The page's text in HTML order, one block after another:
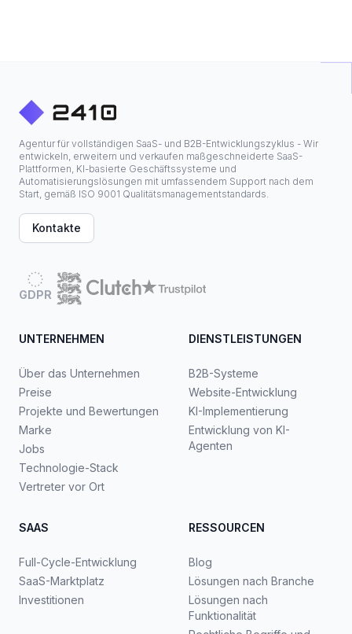
Agentur für vollständigen SaaS- und B2B-Entwicklungszyklus - Wir
entwickeln, erweitern und verkaufen maßgeschneiderte SaaS-
Plattformen, KI-basierte Geschäftssysteme und
Automatisierungslösungen mit umfassendem Support nach dem
Start, gemäß ISO 9001 Qualitätsmanagementstandards.
Kontakte
GDPR
UNTERNEHMEN
Über das Unternehmen
Preise
Projekte und Bewertungen
Marke
Jobs
Technologie-Stack
Vertreter vor Ort
DIENSTLEISTUNGEN
B2B-Systeme
Website-Entwicklung
KI-Implementierung
Entwicklung von KI-
Agenten
SAAS
Full-Cycle-Entwicklung
SaaS-Marktplatz
Investitionen
RESSOURCEN
Blog
Lösungen nach Branche
Lösungen nach
Funktionalität